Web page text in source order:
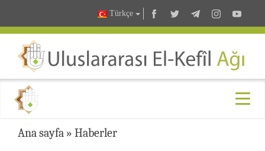
Türkçe
Ana sayfa » Haberler